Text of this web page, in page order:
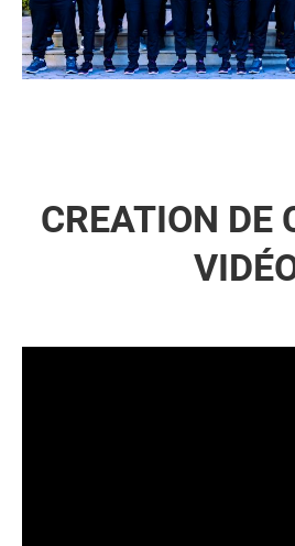
CREATION DE